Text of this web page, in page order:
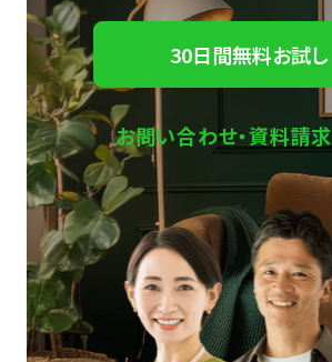
30日間無料お試し
お問い合わせ・資料請求